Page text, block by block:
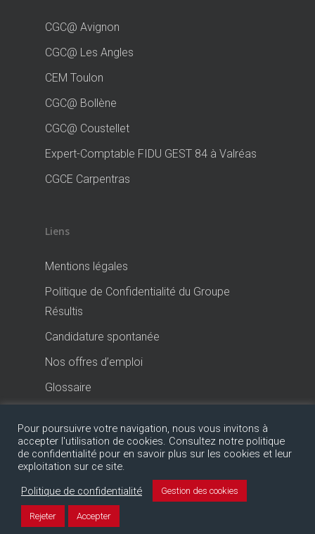
CGC@ Avignon
CGC@ Les Angles
CEM Toulon
CGC@ Bollène
CGC@ Coustellet
Expert-Comptable FIDU GEST 84 à Valréas
CGCE Carpentras
Liens
Mentions légales
Politique de Confidentialité du Groupe
Résultis
Candidature spontanée
Nos offres d’emploi
Glossaire
© 2026 Expert-Comptable Groupe Résultis.
linkedin
Pour poursuivre votre navigation, nous vous invitons à
accepter l'utilisation de cookies. Consultez notre politique
de confidentialité pour en savoir plus sur les cookies et leur
exploitation sur ce site.
Politique de confidentialité
Gestion des cookies
Rejeter Accepter